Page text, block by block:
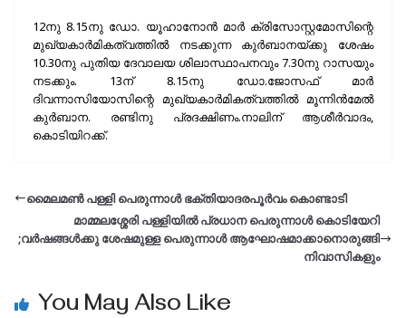
12നു 8.15നു ഡോ. യൂഹാനോൻ മാർ ക്രിസോസ്റ്റമോസിന്റെ
മുഖ്യകാർമികത്വത്തിൽ നടക്കുന്ന കുർബാനയ്ക്കു ശേഷം
10.30നു പുതിയ ദേവാലയ ശിലാസ്ഥാപനവും 7.30നു റാസയും
നടക്കും. 13ന് 8.15നു ഡോ.ജോസഫ് മാർ
ദിവന്നാസിയോസിന്റെ മുഖ്യകാർമികത്വത്തിൽ മൂന്നിൻമേൽ
കുർബാന. രണ്ടിനു പ്രദക്ഷിണം.നാലിന് ആശീർവാദം,
കൊടിയിറക്ക്.
മൈലമൺ പള്ളി പെരുന്നാൾ ഭക്തിയാദരപൂർവം കൊണ്ടാടി
മാമ്മലശ്ശേരി പള്ളിയില്‍ പ്രധാന പെരുന്നാള്‍ കൊടിയേറി
;വര്‍ഷങ്ങള്‍ക്കു ശേഷമുള്ള പെരുന്നാള്‍ ആഘോഷമാക്കാനൊരുങ്ങി
നിവാസികളും
You May Also Like